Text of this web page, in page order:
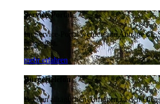
Service-Portal
Im Service-Portal werden alle Anträge die
umgestellt.
mehr erfahren
Bürgertelefon
Bei den alltäglichen Anfragen zu den